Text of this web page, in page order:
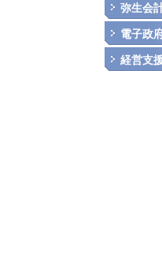
弥生会
電子政
経営支